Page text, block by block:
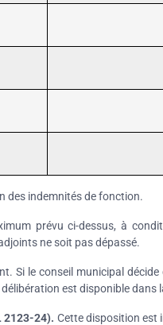
des indemnités de fonction.
prévu ci-dessus, à
ne soit pas dépassé.
Si le conseil municipal
est disponible dans
2123-24). Cette disposition est